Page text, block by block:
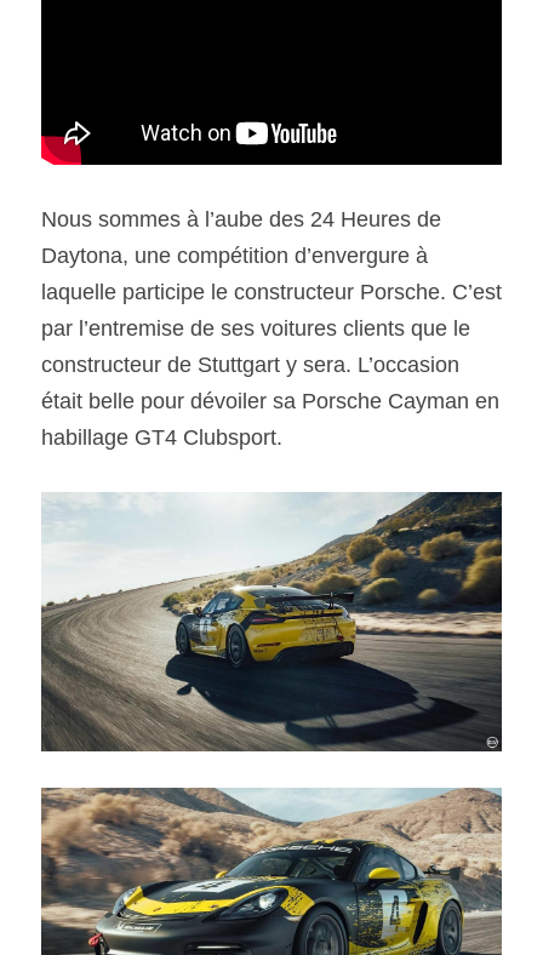
Nous sommes à l’aube des 24 Heures de
Daytona, une compétition d’envergure à
laquelle participe le constructeur Porsche. C’est
par l’entremise de ses voitures clients que le
constructeur de Stuttgart y sera. L’occasion
était belle pour dévoiler sa Porsche Cayman en
habillage GT4 Clubsport.